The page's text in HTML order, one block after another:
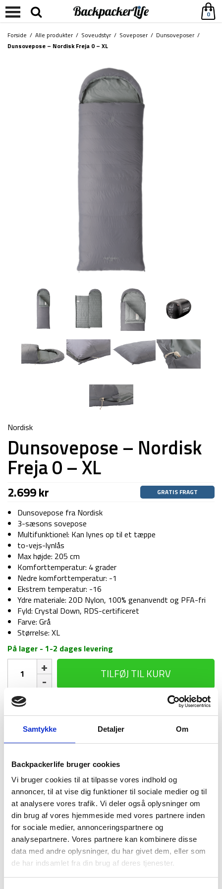
Samtykke Detaljer Om
Backpackerlife bruger cookies
Vi bruger cookies til at tilpasse vores indhold og
annoncer, til at vise dig funktioner til sociale medier og til
at analysere vores trafik. Vi deler også oplysninger om
din brug af vores hjemmeside med vores partnere inden
for sociale medier, annonceringspartnere og
analysepartnere. Vores partnere kan kombinere disse
data med andre oplysninger, du har givet dem, eller som
de har indsamlet fra din brug af deres tjenester.
0
Forside / Alle produkter/ Soveudstyr/ Soveposer/ Dunsoveposer/
Dunsovepose – Nordisk Freja 0 – XL
Nordisk
Dunsovepose – Nordisk
Freja 0 – XL
2.699kr GRATIS FRAGT
Dunsovepose fra Nordisk
3-sæsons sovepose
Multifunktionel: Kan lynes op til et tæppe
to-vejs-lynlås
Max højde: 205 cm
Komforttemperatur: 4 grader
Nedre komforttemperatur: -1
Ekstrem temperatur: -16
Ydre materiale: 20D Nylon, 100% genanvendt og PFA-fri
Fyld: Crystal Down, RDS-certificeret
Farve: Grå
Størrelse: XL
På lager - 1-2 dages levering
Dunsovepose
Nordisk
Freja
-
antal
TILFØJ TIL KURV
100 dages
BESKRIVELSE BRAND FAQ
Freja 0 grader Blanket, er en behagelig og komfortabel
sovepose fra Nordisk. Soveposen er multifunktionel, da den
både kan bruges som sovepose til den kølige nat eller som
tæppe til aftenen i naturen. Selve soveposen er en 3-sæsons
sovepose og kommer med 2-vejs-lynlås, så den kan lynes op